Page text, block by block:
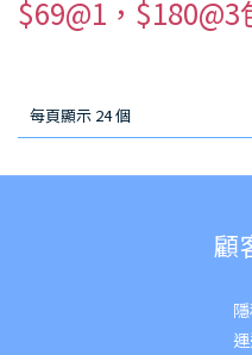
$69@1，$180@3
每頁顯示 24 個
顧